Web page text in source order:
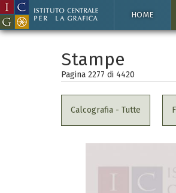
HOME
Stampe
Pagina 2277 di 4420
Calcografia - Tutte